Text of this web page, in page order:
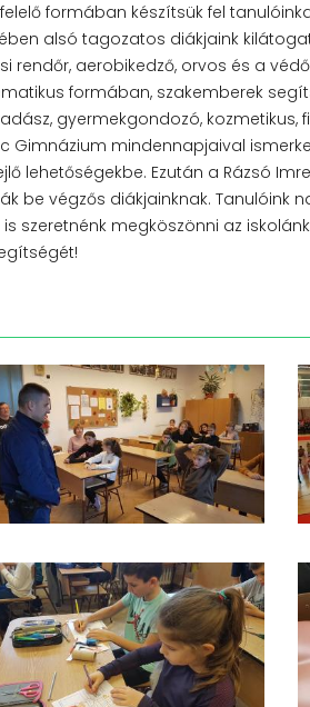
formában készítsük fel
alsó tagozatos diákjaink
rendőr, aerobikedző, orvos és a
formában, szakemberek
gyermekgondozó, kozmetikus,
Gimnázium mindennapjaival
lehetőségekbe. Ezután a Rázsó
be végzős diákjainknak. Tanulóink
szeretnénk megköszönni az